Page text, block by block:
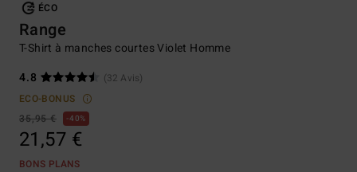
ÉCO
Range
T-Shirt à manches courtes Violet Homme
4.8
(32 Avis)
ECO-BONUS
35,95 €
40%
21,57 €
BONS PLANS